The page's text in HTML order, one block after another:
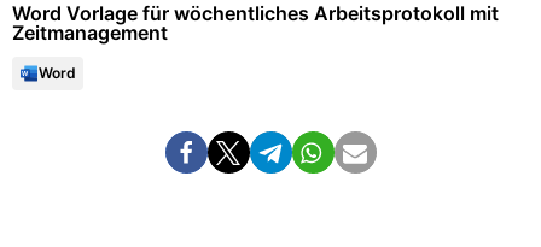
Word Vorlage für wöchentliches Arbeitsprotokoll mit
Zeitmanagement
Word